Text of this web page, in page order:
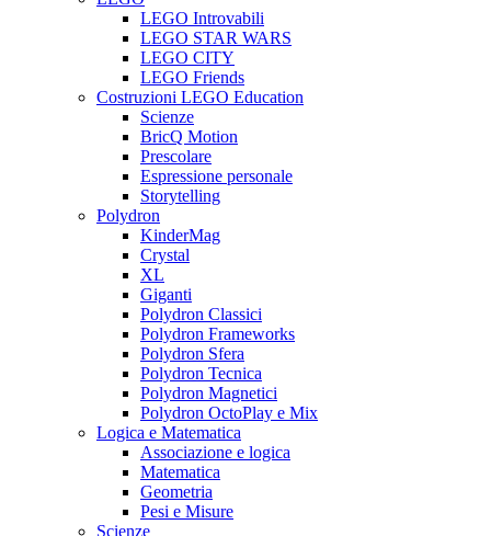
LEGO Introvabili
LEGO STAR WARS
LEGO CITY
LEGO Friends
Costruzioni LEGO Education
Scienze
BricQ Motion
Prescolare
Espressione personale
Storytelling
Polydron
KinderMag
Crystal
XL
Giganti
Polydron Classici
Polydron Frameworks
Polydron Sfera
Polydron Tecnica
Polydron Magnetici
Polydron OctoPlay e Mix
Logica e Matematica
Associazione e logica
Matematica
Geometria
Pesi e Misure
Scienze